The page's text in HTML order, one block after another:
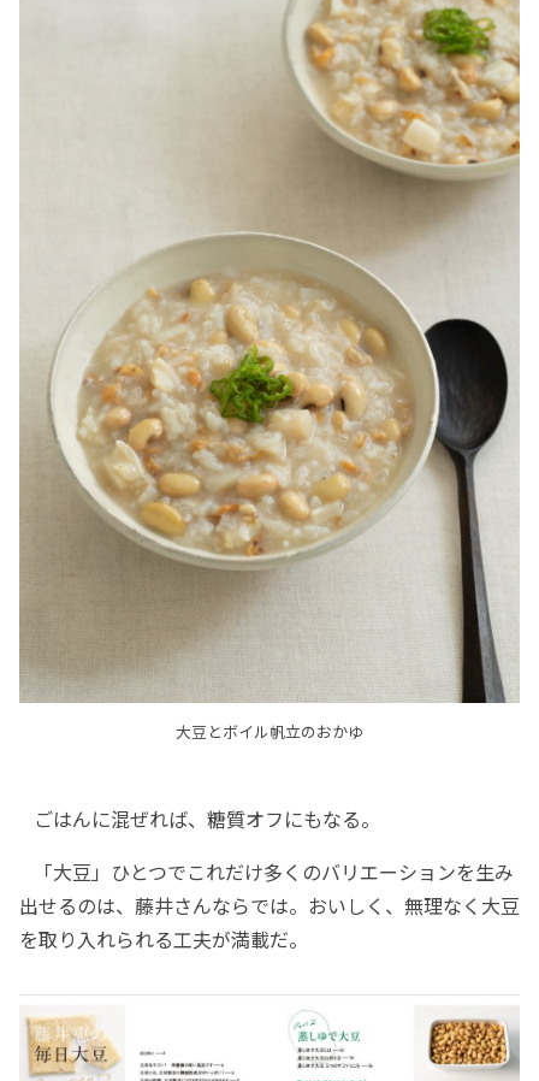
大豆とボイル帆立のおかゆ
ごはんに混ぜれば、糖質オフにもなる。
「大豆」ひとつでこれだけ多くのバリエーションを生み
出せるのは、藤井さんならでは。おいしく、無理なく大豆
を取り入れられる工夫が満載だ。